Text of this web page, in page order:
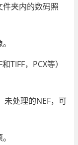
夹内的数码照
，PCX等）
处理的NEF，可